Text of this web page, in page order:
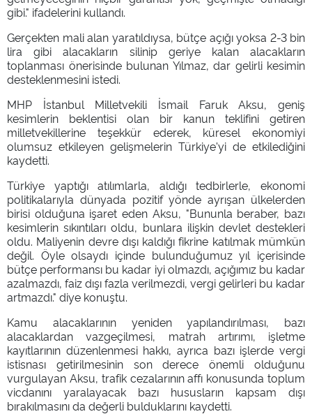
gibi." ifadelerini kullandı.
Gerçekten mali alan yaratıldıysa, bütçe açığı yoksa 2-3 bin
lira gibi alacakların silinip geriye kalan alacakların
toplanması önerisinde bulunan Yılmaz, dar gelirli kesimin
desteklenmesini istedi.
MHP İstanbul Milletvekili İsmail Faruk Aksu, geniş
kesimlerin beklentisi olan bir kanun teklifini getiren
milletvekillerine teşekkür ederek, küresel ekonomiyi
olumsuz etkileyen gelişmelerin Türkiye'yi de etkilediğini
kaydetti.
Türkiye yaptığı atılımlarla, aldığı tedbirlerle, ekonomi
politikalarıyla dünyada pozitif yönde ayrışan ülkelerden
birisi olduğuna işaret eden Aksu, "Bununla beraber, bazı
kesimlerin sıkıntıları oldu, bunlara ilişkin devlet destekleri
oldu. Maliyenin devre dışı kaldığı fikrine katılmak mümkün
değil. Öyle olsaydı içinde bulunduğumuz yıl içerisinde
bütçe performansı bu kadar iyi olmazdı, açığımız bu kadar
azalmazdı, faiz dışı fazla verilmezdi, vergi gelirleri bu kadar
artmazdı." diye konuştu.
Kamu alacaklarının yeniden yapılandırılması, bazı
alacaklardan vazgeçilmesi, matrah artırımı, işletme
kayıtlarının düzenlenmesi hakkı, ayrıca bazı işlerde vergi
istisnası getirilmesinin son derece önemli olduğunu
vurgulayan Aksu, trafik cezalarının affı konusunda toplum
vicdanını yaralayacak bazı hususların kapsam dışı
bırakılmasını da değerli bulduklarını kaydetti.